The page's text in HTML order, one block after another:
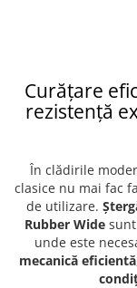
Curățare
rezistență
În clădirile
clasice nu mai fac
de utilizare.
Rubber Widesunt
unde este
mecanică eficientă